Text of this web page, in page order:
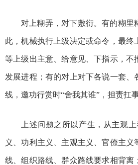
对上糊弄，对下敷衍。有的糊
此，机械执行上级决定或命令，最
等上级出主意、给意见、下指示，
发展进程；有的对上对下各说一套
线，邀功行赏时“舍我其谁”，担责扛
上述问题之所以产生，从主观
义、功利主义、主观主义、官僚主
线、组织路线、群众路线要求相背